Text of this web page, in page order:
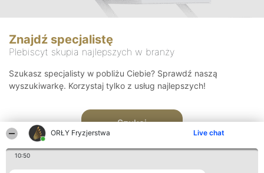
ORŁY Fryzjerstwa Live chat
10:50
Znajdź specjalistę
Plebiscyt skupia najlepszych w branży
Szukasz specjalisty w pobliżu Ciebie? Sprawdź naszą
wyszukiwarkę. Korzystaj tylko z usług najlepszych!
Szukaj